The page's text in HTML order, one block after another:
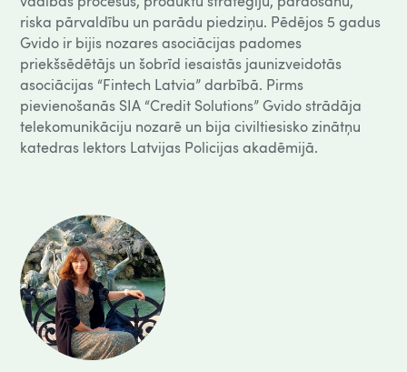
riska pārvaldību un parādu piedziņu. Pēdējos 5 gadus
Gvido ir bijis nozares asociācijas padomes
priekšsēdētājs un šobrīd iesaistās jaunizveidotās
asociācijas “Fintech Latvia” darbībā. Pirms
pievienošanās SIA “Credit Solutions” Gvido strādāja
telekomunikāciju nozarē un bija civiltiesisko zinātņu
katedras lektors Latvijas Policijas akadēmijā.